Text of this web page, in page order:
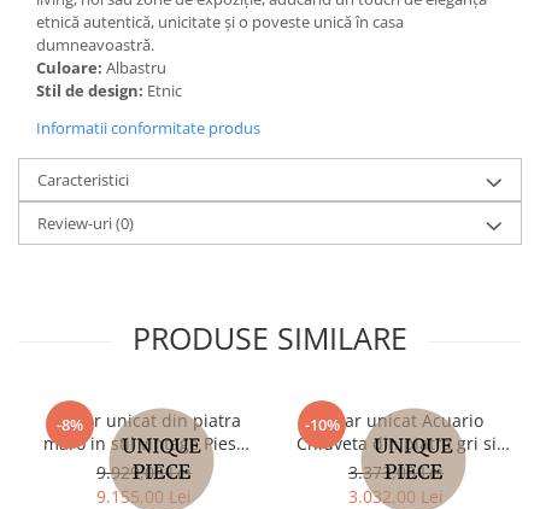
etnică autentică, unicitate și o poveste unică în casa
dumneavoastră.
Culoare: Albastru
Stil de design: Etnic
Informatii conformitate produs
Caracteristici
Review-uri(0)
PRODUSE SIMILARE
-8%
Lavoar unicat din piatra
maro in stil vintage Piesa
unica 64x55x90 cm
9.929,00 Lei
9.155,00 Lei
-10%
Lavoar unicat Acuario
Chiuveta din piatra gri si
naturala in stil
contemporan 95x42x14 cm
3.373,00 Lei
3.032,00 Lei